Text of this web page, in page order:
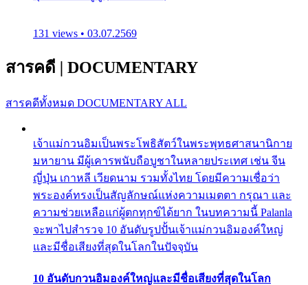
131 views • 03.07.2569
สารคดี | DOCUMENTARY
สารคดีทั้งหมด DOCUMENTARY ALL
เจ้าแม่กวนอิมเป็นพระโพธิสัตว์ในพระพุทธศาสนานิกาย
มหายาน มีผู้เคารพนับถือบูชาในหลายประเทศ เช่น จีน
ญี่ปุ่น เกาหลี เวียดนาม รวมทั้งไทย โดยมีความเชื่อว่า
พระองค์ทรงเป็นสัญลักษณ์แห่งความเมตตา กรุณา และ
ความช่วยเหลือแก่ผู้ตกทุกข์ได้ยาก ในบทความนี้ Palanla
จะพาไปสำรวจ 10 อันดับรูปปั้นเจ้าแม่กวนอิมองค์ใหญ่
และมีชื่อเสียงที่สุดในโลกในปัจจุบัน
10 อันดับกวนอิมองค์ใหญ่และมีชื่อเสียงที่สุดในโลก